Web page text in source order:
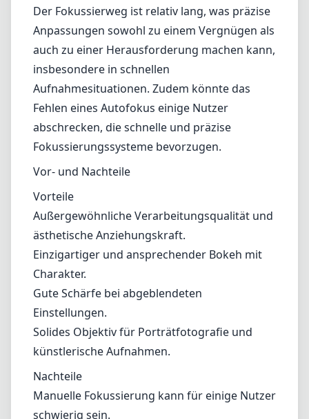
Der Fokussierweg ist relativ lang, was präzise
Anpassungen sowohl zu einem Vergnügen als
auch zu einer Herausforderung machen kann,
insbesondere in schnellen
Aufnahmesituationen. Zudem könnte das
Fehlen eines Autofokus einige Nutzer
abschrecken, die schnelle und präzise
Fokussierungssysteme bevorzugen.
Vor- und Nachteile
Vorteile
Außergewöhnliche Verarbeitungsqualität und
ästhetische Anziehungskraft.
Einzigartiger und ansprechender Bokeh mit
Charakter.
Gute Schärfe bei abgeblendeten
Einstellungen.
Solides Objektiv für Porträtfotografie und
künstlerische Aufnahmen.
Nachteile
Manuelle Fokussierung kann für einige Nutzer
schwierig sein.